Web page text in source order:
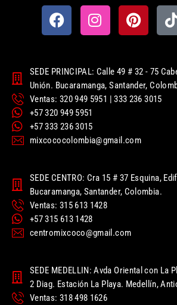
SEDE PRINCIPAL: Calle 49 # 32 - 75
Unión. Bucaramanga, Santander,
Ventas: 320 949 5951 | 333 236 3015
+57 320 949 5951
+57 333 236 3015
mixcococolombia@gmail.com
SEDE CENTRO: Cra 15 # 37 Esquina,
Bucaramanga, Santander, Colombia.
Ventas: 315 613 1428
+57 315 613 1428
centromixcoco@gmail.com
SEDE MEDELLIN: Avda Oriental con La
2 Diag. Estación La Playa. Medellín,
Ventas: 318 498 1626